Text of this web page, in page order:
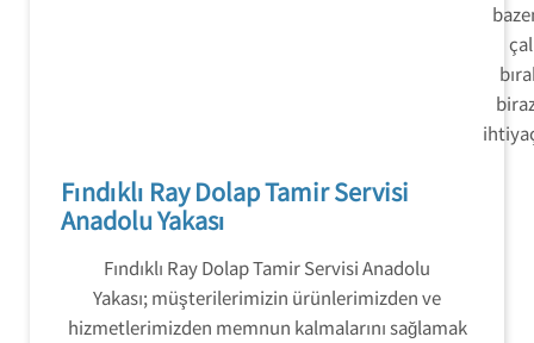
Fındıklı Ray Dolap Tamir Servisi
Anadolu Yakası
Fındıklı Ray Dolap Tamir Servisi Anadolu
Yakası; müşterilerimizin ürünlerimizden ve
hizmetlerimizden memnun kalmalarını sağlamak